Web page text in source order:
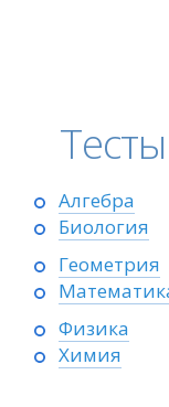
Алгебра
Биология
Геометрия
Физика
Химия